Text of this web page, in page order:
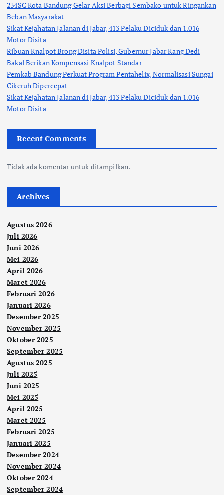
234SC Kota Bandung Gelar Aksi Berbagi Sembako untuk Ringankan
Beban Masyarakat
Sikat Kejahatan Jalanan di Jabar, 413 Pelaku Diciduk dan 1.016
Motor Disita
Ribuan Knalpot Brong Disita Polisi, Gubernur Jabar Kang Dedi
Bakal Berikan Kompensasi Knalpot Standar
Pemkab Bandung Perkuat Program Pentahelix, Normalisasi Sungai
Cikeruh Dipercepat
Sikat Kejahatan Jalanan di Jabar, 413 Pelaku Diciduk dan 1.016
Motor Disita
Recent Comments
Tidak ada komentar untuk ditampilkan.
Archives
Agustus 2026
Juli 2026
Juni 2026
Mei 2026
April 2026
Maret 2026
Februari 2026
Januari 2026
Desember 2025
November 2025
Oktober 2025
September 2025
Agustus 2025
Juli 2025
Juni 2025
Mei 2025
April 2025
Maret 2025
Februari 2025
Januari 2025
Desember 2024
November 2024
Oktober 2024
September 2024